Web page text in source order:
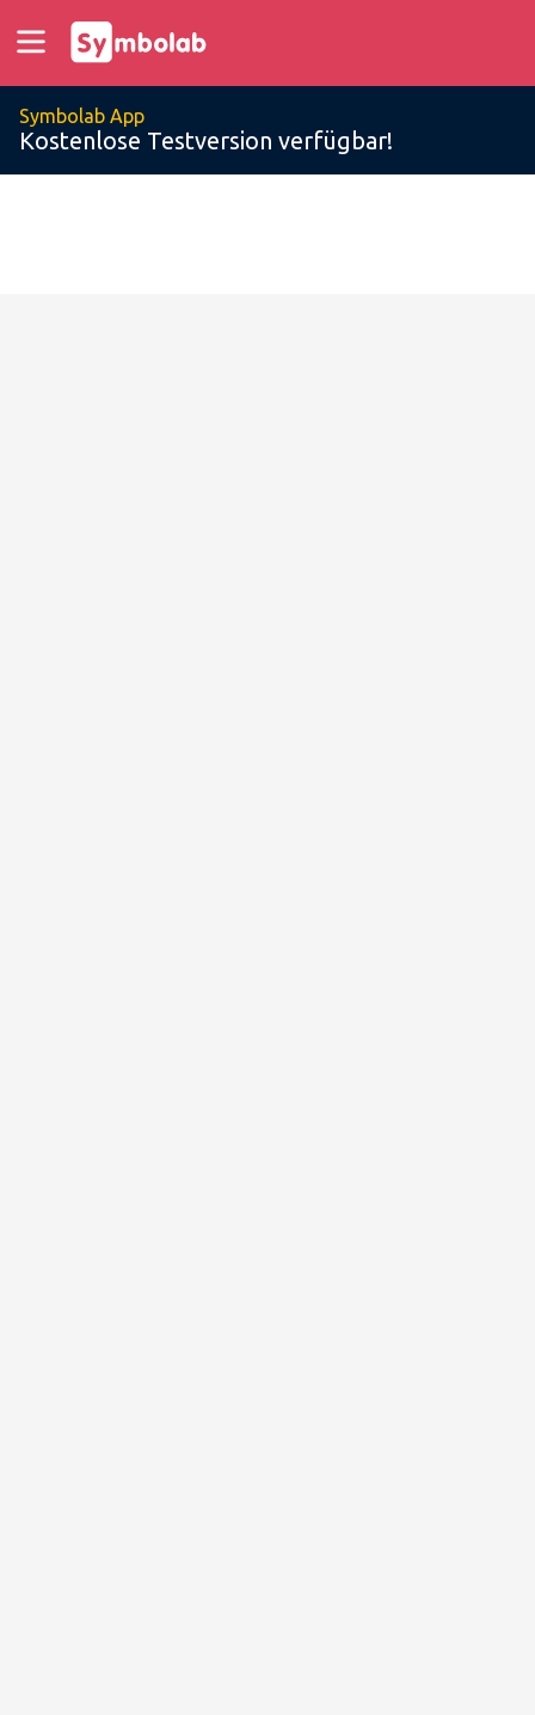
Symbolab App
Kostenlose Testversion verfügbar!